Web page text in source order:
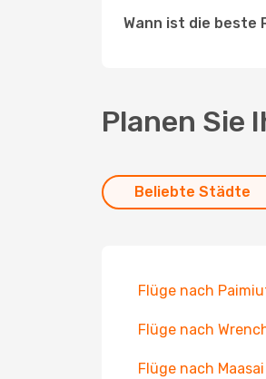
Wann ist die beste
Planen Sie
Beliebte Städte
Flüge nach
Flüge nach
Flüge nach Maasai